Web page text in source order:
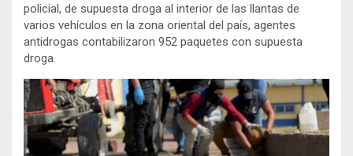
policial, de supuesta droga al interior de las llantas de
varios vehículos en la zona oriental del país, agentes
antidrogas contabilizaron 952 paquetes con supuesta
droga.